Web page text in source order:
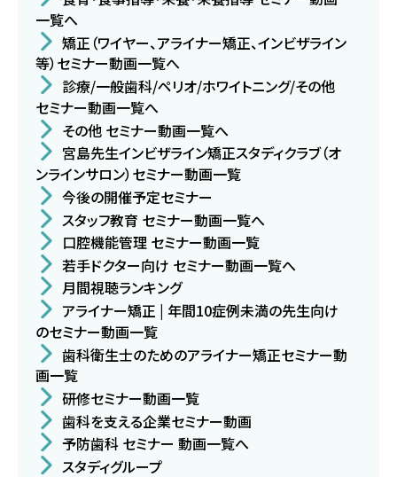
一覧へ
矯正（ワイヤー、アライナー矯正、インビザライン
等）セミナー動画一覧へ
診療/一般歯科/ペリオ/ホワイトニング/その他
セミナー動画一覧へ
その他 セミナー動画一覧へ
宮島先生インビザライン矯正スタディクラブ（オ
ンラインサロン）セミナー動画一覧
今後の開催予定セミナー
スタッフ教育 セミナー動画一覧へ
口腔機能管理 セミナー動画一覧
若手ドクター向け セミナー動画一覧へ
月間視聴ランキング
アライナー矯正 | 年間10症例未満の先生向け
のセミナー動画一覧
歯科衛生士のためのアライナー矯正セミナー動
画一覧
研修セミナー動画一覧
歯科を支える企業セミナー動画
予防歯科 セミナー 動画一覧へ
スタディグループ